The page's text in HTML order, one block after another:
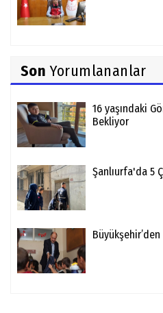
Son Yorumlananlar
16 yaşındaki
Bekliyor
Şanlıurfa'da 5